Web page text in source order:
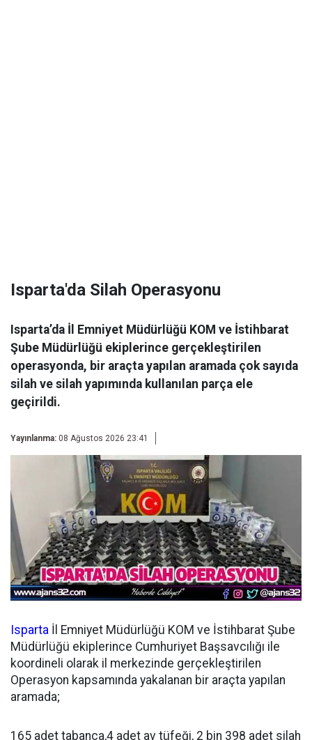
Isparta'da Silah Operasyonu
Isparta’da İl Emniyet Müdürlüğü KOM ve İstihbarat
Şube Müdürlüğü ekiplerince gerçekleştirilen
operasyonda, bir araçta yapılan aramada çok sayıda
silah ve silah yapımında kullanılan parça ele
geçirildi.
Yayınlanma: 08 Ağustos 2026 23:41
Isparta İl Emniyet Müdürlüğü KOM ve İstihbarat Şube
Müdürlüğü ekiplerince Cumhuriyet Başsavcılığı ile
koordineli olarak il merkezinde gerçekleştirilen
Operasyon kapsamında yakalanan bir araçta yapılan
aramada;
165 adet tabanca,4 adet av tüfeği, 2 bin 398 adet silah